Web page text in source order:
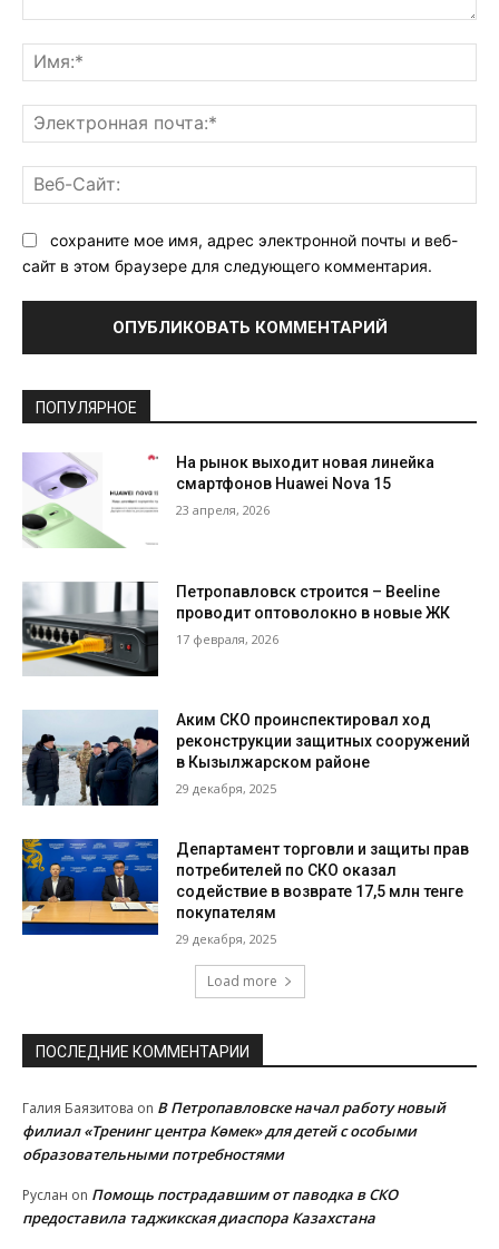
сохраните мое имя, адрес электронной почты и веб-
сайт в этом браузере для следующего комментария.
ПОПУЛЯРНОЕ
На рынок выходит новая линейка
смартфонов Huawei Nova 15
23 апреля, 2026
Петропавловск строится – Beeline
проводит оптоволокно в новые ЖК
17 февраля, 2026
Аким СКО проинспектировал ход
реконструкции защитных сооружений
в Кызылжарском районе
29 декабря, 2025
Департамент торговли и защиты прав
потребителей по СКО оказал
содействие в возврате 17,5 млн тенге
покупателям
29 декабря, 2025
Load more
ПОСЛЕДНИЕ КОММЕНТАРИИ
Галия Баязитова on В Петропавловске начал работу новый
филиал «Тренинг центра Көмек» для детей с особыми
образовательными потребностями
Руслан on Помощь пострадавшим от паводка в СКО
предоставила таджикская диаспора Казахстана